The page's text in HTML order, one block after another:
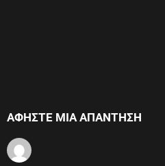
ΑΦΉΣΤΕ ΜΙΑ ΑΠΆΝΤΗΣΗ